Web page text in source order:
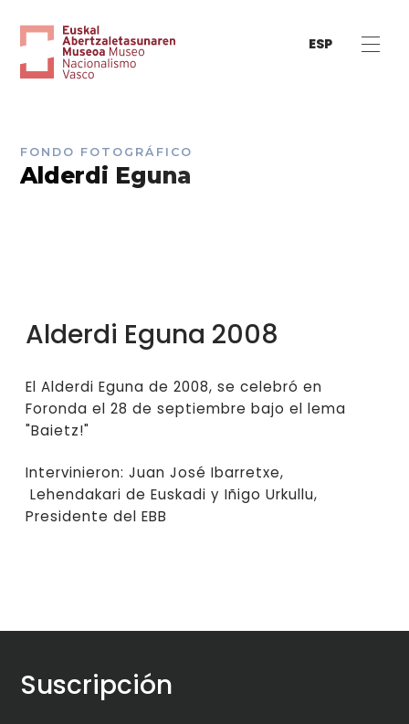
ESP
FONDO FOTOGRÁFICO
Alderdi Eguna
Alderdi Eguna 2008
El Alderdi Eguna de 2008, se celebró en
Foronda el 28 de septiembre bajo el lema
"Baietz!"
Intervinieron: Juan José Ibarretxe,
Lehendakari de Euskadi y Iñigo Urkullu,
Presidente del EBB
Suscripción